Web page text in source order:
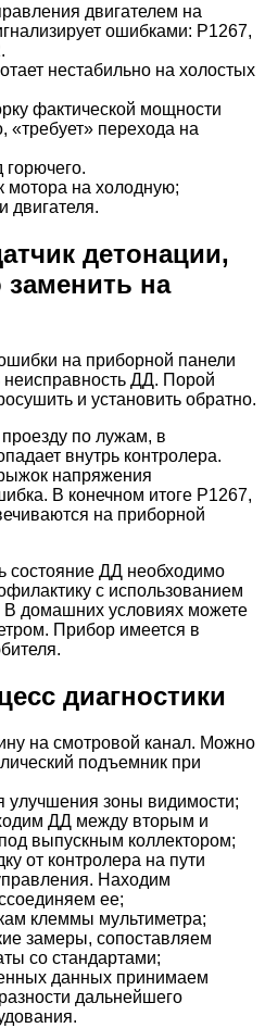
двигателем на
ошибками: Р1267,
нестабильно на холостых
фактической мощности
«требует» перехода на
мотора на холодную;
двигателя.
детонации,
заменить на
на приборной панели
неисправность ДД. Порой
и установить обратно.
по лужам, в
внутрь контролера.
напряжения
В конечном итоге Р1267,
на приборной
состояние ДД необходимо
с использованием
В домашних условиях можете
Прибор имеется в
диагностики
на смотровой канал. Можно
подъемник при
улучшения зоны видимости;
ДД между вторым и
выпускным коллектором;
от контролера на пути
Находим
ее;
клеммы мультиметра;
замеры, сопоставляем
со стандартами;
данных принимаем
дальнейшего